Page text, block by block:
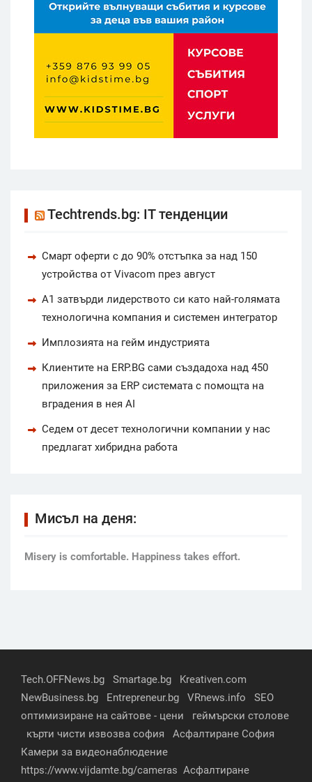
Techtrends.bg: IT тенденции
Смарт оферти с до 90% отстъпка за над 150
устройства от Vivacom през август
А1 затвърди лидерството си като най-голямата
технологична компания и системен интегратор
Имплозията на гейм индустрията
Клиентите на ERP.BG сами създадоха над 450
приложения за ERP системата с помощта на
вградения в нея AI
Седем от десет технологични компании у нас
предлагат хибридна работа
Мисъл на деня:
Мisery is comfortable. Happiness takes effort.
Tech.OFFNews.bg Smartage.bg
Kreativen.com
NewBusiness.bg
Entrepreneur.bg VRnews.info
SEO
оптимизиране на сайтове - цени
геймърски столове
кърти чисти извозва софия
Асфалтиране София
Камери за видеонаблюдение
https://www.vijdamte.bg/cameras Асфалтиране